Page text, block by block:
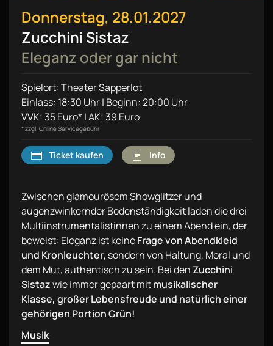
Donnerstag, 28.01.2027
Zucchini Sistaz
Eleganz oder gar nicht
Spielort: Theater Sapperlot
Einlass: 18:30 Uhr | Beginn: 20:00 Uhr
VVK: 35 Euro* | AK: 39 Euro
* zzgl. Online Servicegebühr
Ticket kaufen Info
Zwischen glamourösem Showglitzer und
augenzwinkernder Bodenständigkeit laden die drei
Multiinstrumentalistinnen zu einem Abend ein, der
beweist: Eleganz ist keineFrage von Abendkleid
und Kronleuchter, sondern von Haltung, Moral und
dem Mut, authentisch zu sein. Bei den Zucchini
Sistazwie immer gepaart mitmusikalischer
Klasse, großer Lebensfreude und natürlich einer
gehörigen Portion Grün!
Musik